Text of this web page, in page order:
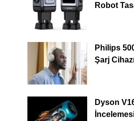
Robot
Philips
Şarj
Dyson